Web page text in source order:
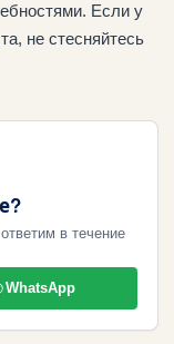
Если у
не стесняйтесь
в течение
WhatsApp